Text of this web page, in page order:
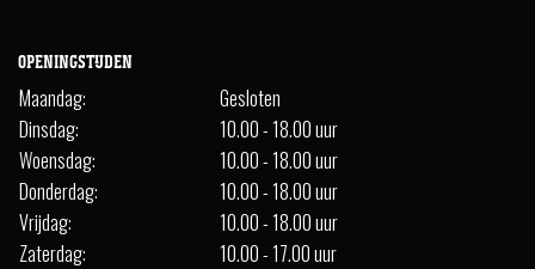
OPENINGSTIJDEN
Maandag:
Gesloten
Dinsdag:
10.00 - 18.00 uur
Woensdag:
10.00 - 18.00 uur
Donderdag:
10.00 - 18.00 uur
Vrijdag:
10.00 - 18.00 uur
Zaterdag:
10.00 - 17.00 uur